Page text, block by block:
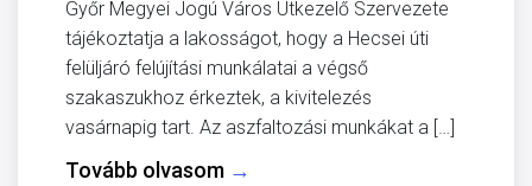
Győr Megyei Jogú Város Útkezelő Szervezete
tájékoztatja a lakosságot, hogy a Hecsei úti
felüljáró felújítási munkálatai a végső
szakaszukhoz érkeztek, a kivitelezés
vasárnapig tart. Az aszfaltozási munkákat a […]
Tovább olvasom →